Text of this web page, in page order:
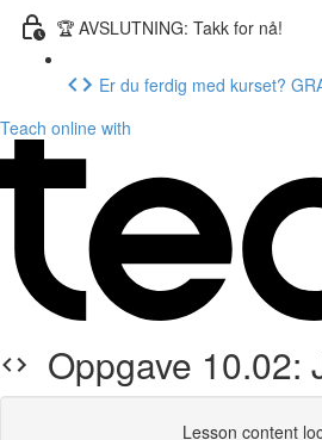
🏆 AVSLUTNING: Takk for nå!
Er du ferdig med kurset?
Teach online with
Oppgave 10.02:
Lesson content